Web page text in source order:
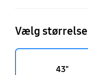
Vælg størrelse
43"